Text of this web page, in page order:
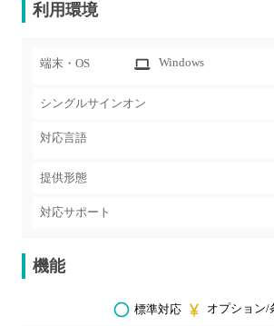
利用環境
端末・OS Windows
シングルサインオン
対応言語
提供形態
対応サポート
機能
標準対応 オプション/